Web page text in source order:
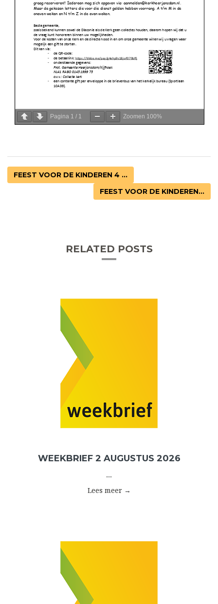
Pagina 1 / 1 Zoomen 100%
FEEST VOOR DE KINDEREN 4 ...
FEEST VOOR DE KINDEREN...
RELATED POSTS
WEEKBRIEF 2 AUGUSTUS 2026
...
Lees meer →